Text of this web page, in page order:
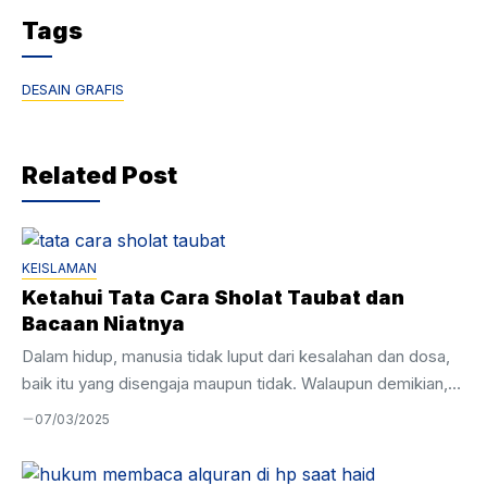
Tags
DESAIN GRAFIS
Related Post
KEISLAMAN
Ketahui Tata Cara Sholat Taubat dan
Bacaan Niatnya
Dalam hidup, manusia tidak luput dari kesalahan dan dosa,
baik itu yang disengaja maupun tidak. Walaupun demikian,
Allah SWT selalu membuka pintu rahmat bagi umatnya
melaksanakan tata cara sholat taubat dengan sungguh-
07/03/2025